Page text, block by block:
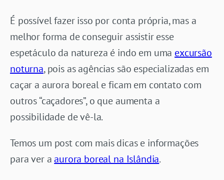
É possível fazer isso por conta própria, mas a
melhor forma de conseguir assistir esse
espetáculo da natureza é indo em uma excursão
noturna, pois as agências são especializadas em
caçar a aurora boreal e ficam em contato com
outros “caçadores”, o que aumenta a
possibilidade de vê-la.
Temos um post com mais dicas e informações
para ver aaurora boreal na Islândia.